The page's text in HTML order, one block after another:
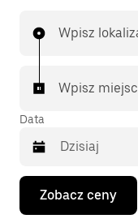
Wpisz
Wpisz
Data
Naciśnij
klawisz
strzałki
Zobacz ceny